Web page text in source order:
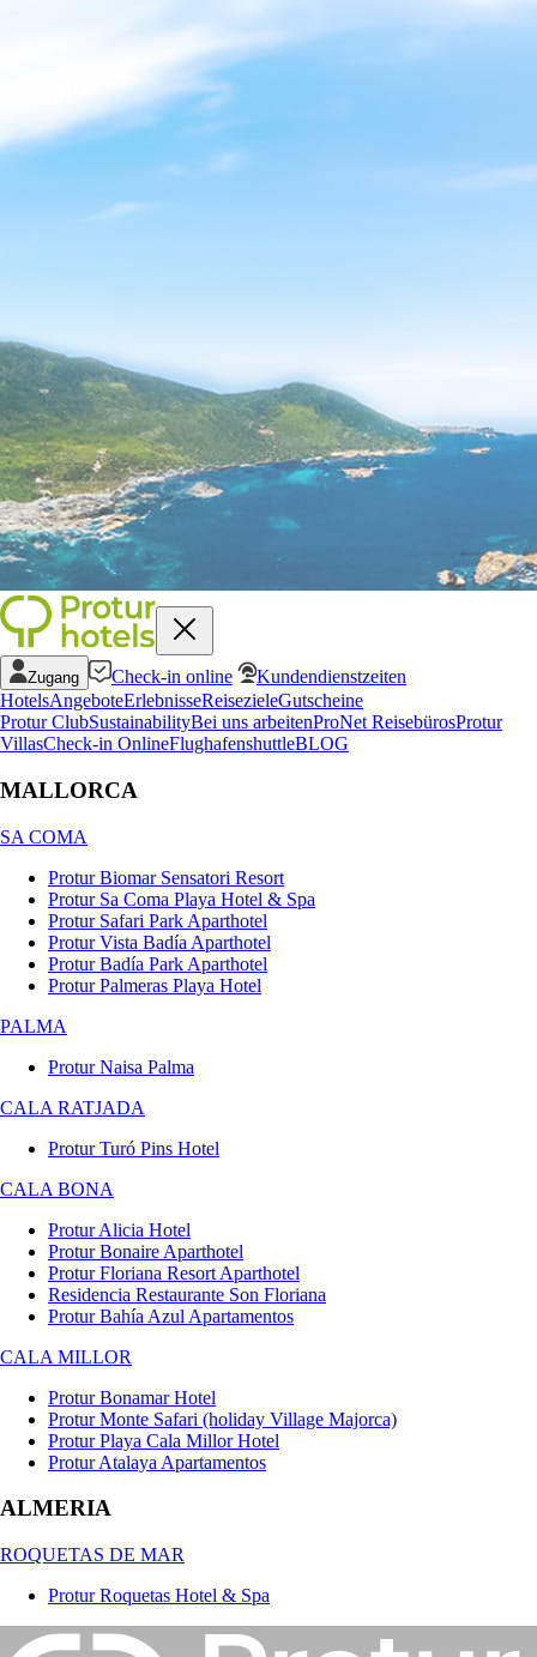
Zugang Check-in online
Kundendienstzeiten
HotelsAngeboteErlebnisseReisezieleGutscheine
Protur ClubSustainabilityBei uns arbeitenProNet ReisebürosProtur
VillasCheck-in OnlineFlughafenshuttleBLOG
MALLORCA
SA COMA
Protur Biomar Sensatori Resort
Protur Sa Coma Playa Hotel & Spa
Protur Safari Park Aparthotel
Protur Vista Badía Aparthotel
Protur Badía Park Aparthotel
Protur Palmeras Playa Hotel
PALMA
Protur Naisa Palma
CALA RATJADA
Protur Turó Pins Hotel
CALA BONA
Protur Alicia Hotel
Protur Bonaire Aparthotel
Protur Floriana Resort Aparthotel
Residencia Restaurante Son Floriana
Protur Bahía Azul Apartamentos
CALA MILLOR
Protur Bonamar Hotel
Protur Monte Safari (holiday Village Majorca)
Protur Playa Cala Millor Hotel
Protur Atalaya Apartamentos
ALMERIA
ROQUETAS DE MAR
Protur Roquetas Hotel & Spa